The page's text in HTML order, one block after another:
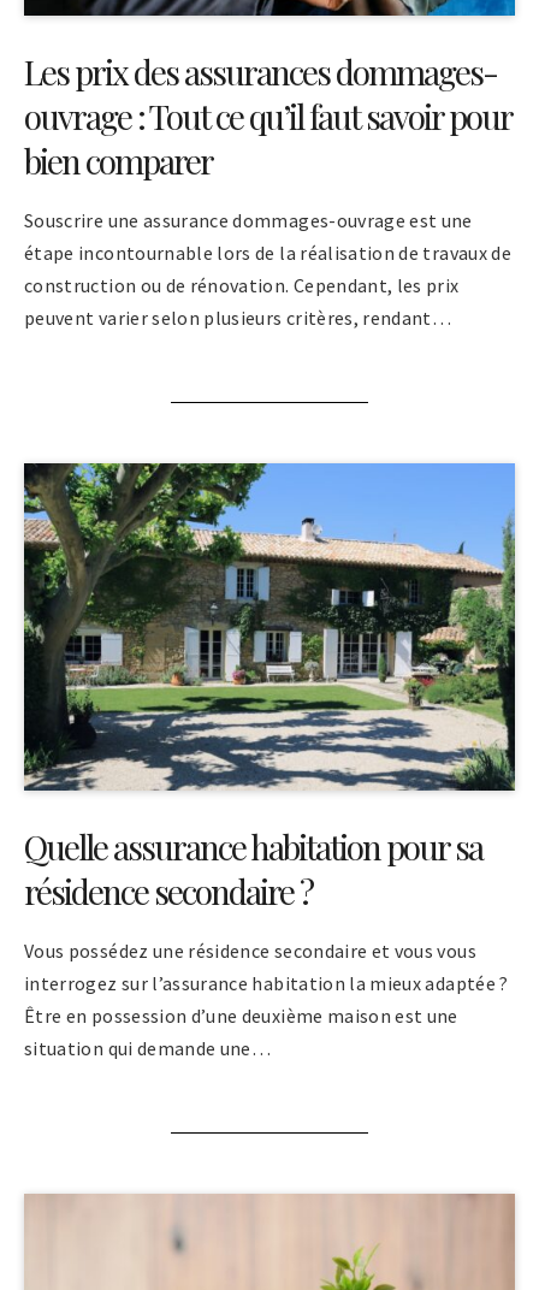
Les prix des assurances dommages-
ouvrage : Tout ce qu’il faut savoir pour
bien comparer
Souscrire une assurance dommages-ouvrage est une
étape incontournable lors de la réalisation de travaux de
construction ou de rénovation. Cependant, les prix
peuvent varier selon plusieurs critères, rendant…
Quelle assurance habitation pour sa
résidence secondaire ?
Vous possédez une résidence secondaire et vous vous
interrogez sur l’assurance habitation la mieux adaptée ?
Être en possession d’une deuxième maison est une
situation qui demande une…